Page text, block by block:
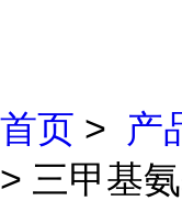
首页 > 产
> 三甲基